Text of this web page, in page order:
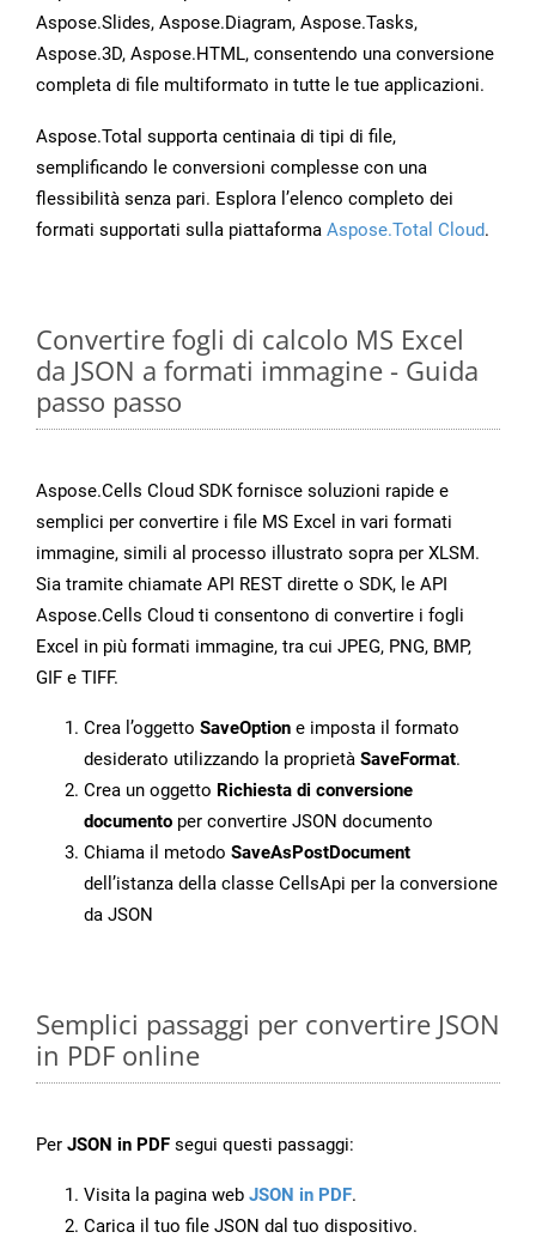
Aspose.Slides, Aspose.Diagram, Aspose.Tasks,
Aspose.3D, Aspose.HTML, consentendo una conversione
completa di file multiformato in tutte le tue applicazioni.
Aspose.Total supporta centinaia di tipi di file,
semplificando le conversioni complesse con una
flessibilità senza pari. Esplora l’elenco completo dei
formati supportati sulla piattaforma Aspose.Total Cloud.
Convertire fogli di calcolo MS Excel
da JSON a formati immagine - Guida
passo passo
Aspose.Cells Cloud SDK fornisce soluzioni rapide e
semplici per convertire i file MS Excel in vari formati
immagine, simili al processo illustrato sopra per XLSM.
Sia tramite chiamate API REST dirette o SDK, le API
Aspose.Cells Cloud ti consentono di convertire i fogli
Excel in più formati immagine, tra cui JPEG, PNG, BMP,
GIF e TIFF.
Crea l’oggetto SaveOption e imposta il formato
desiderato utilizzando la proprietà SaveFormat.
Crea un oggetto Richiesta di conversione
documento per convertire JSON documento
Chiama il metodo SaveAsPostDocument
dell’istanza della classe CellsApi per la conversione
da JSON
Semplici passaggi per convertire JSON
in PDF online
Per JSON in PDF segui questi passaggi:
Visita la pagina web JSON in PDF.
Carica il tuo file JSON dal tuo dispositivo.